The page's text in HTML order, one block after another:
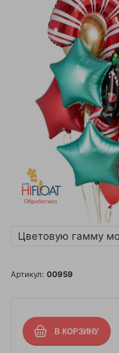
Цветовую гамму
Артикул: 00959